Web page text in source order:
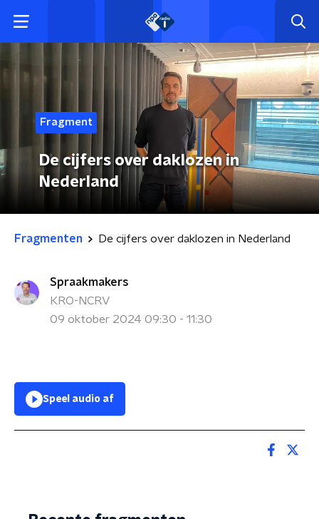
Fragment
De cijfers over daklozen in
Nederland
Fragmenten De cijfers over daklozen in Nederland
Spraakmakers
KRO-NCRV
09 oktober 2024 09:30 - 11:30
Speel audio af